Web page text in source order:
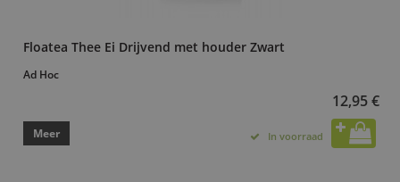
Floatea Thee Ei Drijvend met houder Zwart
Ad Hoc
12,95 €
Meer In voorraad